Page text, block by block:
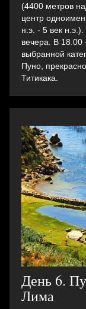
(4400 метров
центр
н.э. - 5 век
вечера. B
выбранной
Пуно,
Титикака.
День 6.
Лима